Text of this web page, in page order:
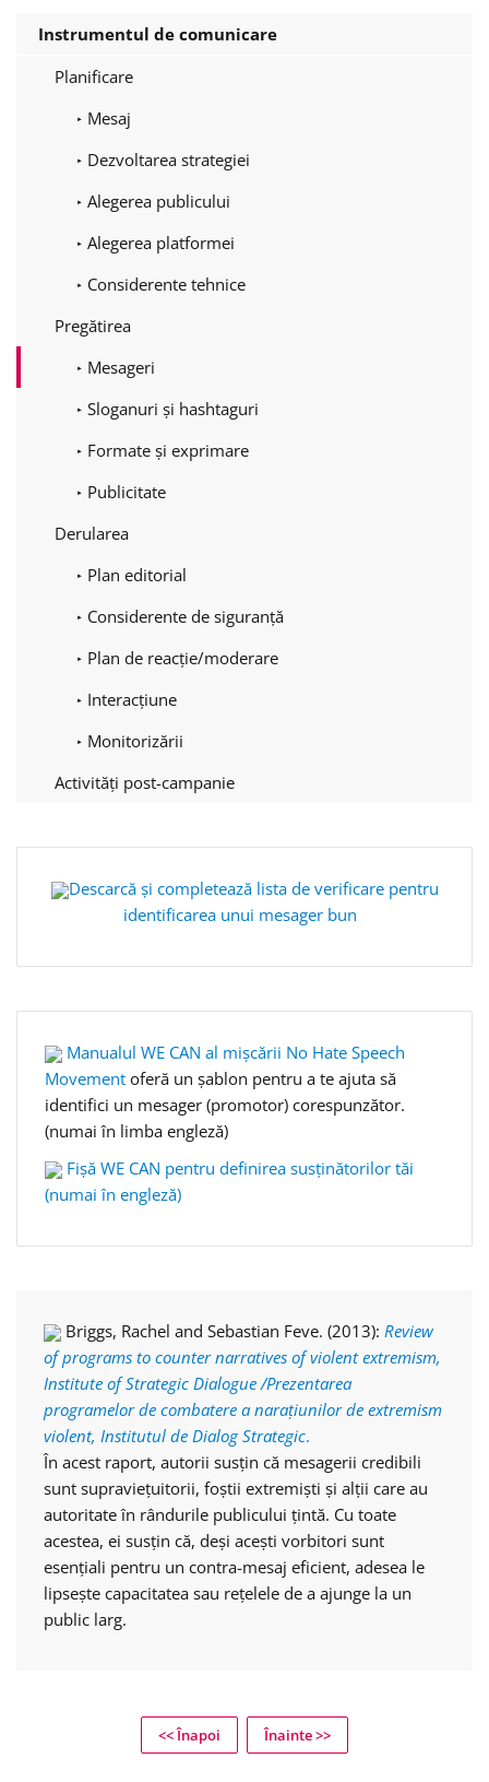
Instrumentul de comunicare
Planificare
Mesaj
Dezvoltarea strategiei
Alegerea publicului
Alegerea platformei
Considerente tehnice
Pregătirea
Mesageri
Sloganuri și hashtaguri
Formate și exprimare
Publicitate
Derularea
Plan editorial
Considerente de siguranță
Plan de reacție/moderare
Interacțiune
Monitorizării
Activități post-campanie
Descarcă și completează lista de verificare pentru
identificarea unui mesager bun
Manualul WE CAN al mișcării No Hate Speech
Movement oferă un șablon pentru a te ajuta să
identifici un mesager (promotor) corespunzător.
(numai în limba engleză)
Fișă WE CAN pentru definirea susținătorilor tăi
(numai în engleză)
Briggs, Rachel and Sebastian Feve. (2013): Review
of programs to counter narratives of violent extremism,
Institute of Strategic Dialogue /Prezentarea
programelor de combatere a narațiunilor de extremism
violent, Institutul de Dialog Strategic.
În acest raport, autorii susțin că mesagerii credibili
sunt supraviețuitorii, foștii extremiști și alții care au
autoritate în rândurile publicului țintă. Cu toate
acestea, ei susțin că, deși acești vorbitori sunt
esențiali pentru un contra-mesaj eficient, adesea le
lipsește capacitatea sau rețelele de a ajunge la un
public larg.
<< Înapoi Înainte >>